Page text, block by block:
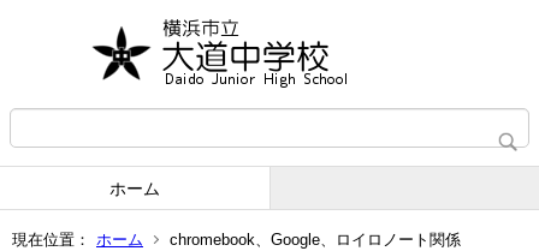
ホーム
現在位置： ホーム chromebook、Google、ロイロノート関係